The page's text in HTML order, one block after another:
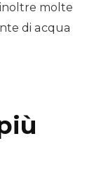
molte
di acqua